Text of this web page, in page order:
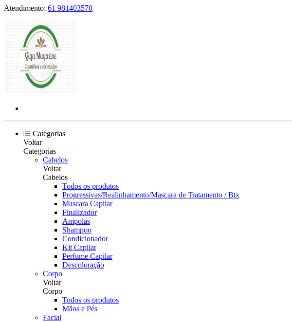
Atendimento: 61 981403570
Categorias
Voltar
Categorias
Cabelos
Voltar
Cabelos
Todos os produtos
Progressivas/Realinhamento/Mascara de Tratamento / Btx
Mascara Capilar
Finalizador
Ampolas
Shampoo
Condicionador
Kit Capilar
Perfume Capilar
Descoloração
Corpo
Voltar
Corpo
Todos os produtos
Mãos e Pés
Facial